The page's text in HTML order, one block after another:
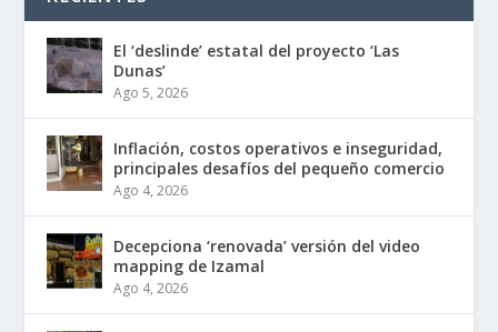
El ‘deslinde’ estatal del proyecto ‘Las
Dunas’
Ago 5, 2026
Inflación, costos operativos e inseguridad,
principales desafíos del pequeño comercio
Ago 4, 2026
Decepciona ‘renovada’ versión del video
mapping de Izamal
Ago 4, 2026